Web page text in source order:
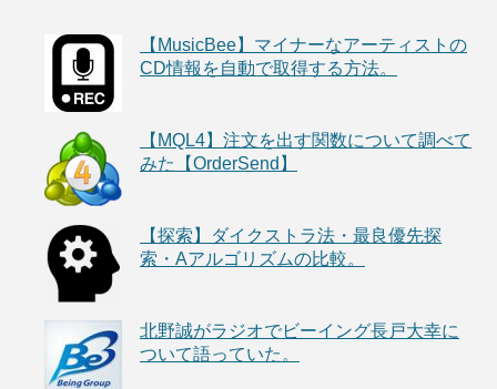
【MusicBee】マイナーなアーティストの
CD情報を自動で取得する方法。
【MQL4】注文を出す関数について調べて
みた【OrderSend】
【探索】ダイクストラ法・最良優先探
索・Aアルゴリズムの比較。
北野誠がラジオでビーイング長戸大幸に
ついて語っていた。